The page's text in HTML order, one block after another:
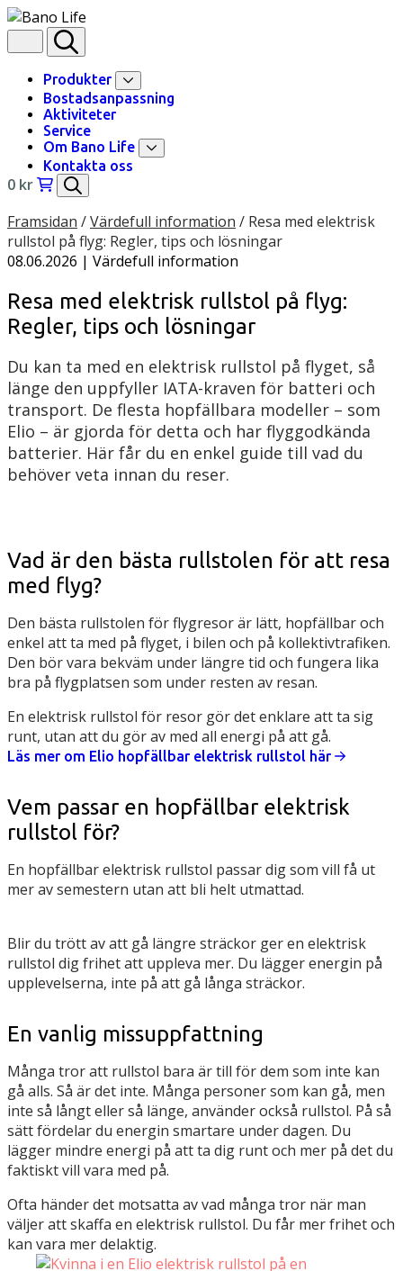
Skip to content
Produkter
Bostadsanpassning
Aktiviteter
Service
Om Bano Life
Kontakta oss
0 kr
Framsidan /Värdefull information / Resa med elektrisk
rullstol på flyg: Regler, tips och lösningar
08.06.2026 | Värdefull information
Resa med elektrisk rullstol på flyg:
Regler, tips och lösningar
Du kan ta med en elektrisk rullstol på flyget, så
länge den uppfyller IATA-kraven för batteri och
transport. De flesta hopfällbara modeller – som
Elio – är gjorda för detta och har flyggodkända
batterier. Här får du en enkel guide till vad du
behöver veta innan du reser.
Vad är den bästa rullstolen för att resa
med flyg?
Den bästa rullstolen för flygresor är lätt, hopfällbar och
enkel att ta med på flyget, i bilen och på kollektivtrafiken.
Den bör vara bekväm under längre tid och fungera lika
bra på flygplatsen som under resten av resan.
En elektrisk rullstol för resor gör det enklare att ta sig
runt, utan att du gör av med all energi på att gå.
Läs mer om Elio hopfällbar elektrisk rullstol här
Vem passar en hopfällbar elektrisk
rullstol för?
En hopfällbar elektrisk rullstol passar dig som vill få ut
mer av semestern utan att bli helt utmattad.
Blir du trött av att gå längre sträckor ger en elektrisk
rullstol dig frihet att uppleva mer. Du lägger energin på
upplevelserna, inte på att gå långa sträckor.
En vanlig missuppfattning
Många tror att rullstol bara är till för dem som inte kan
gå alls. Så är det inte. Många personer som kan gå, men
inte så långt eller så länge, använder också rullstol. På så
sätt fördelar du energin smartare under dagen. Du
lägger mindre energi på att ta dig runt och mer på det du
faktiskt vill vara med på.
Ofta händer det motsatta av vad många tror när man
väljer att skaffa en elektrisk rullstol. Du får mer frihet och
kan vara mer delaktig.